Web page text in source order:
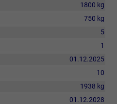
1800 kg
750 kg
5
1
01.12.2025
10
1938 kg
01.12.2028